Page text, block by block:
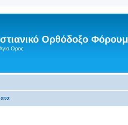
Ορθόδοξο Φόρουμ
Ορος